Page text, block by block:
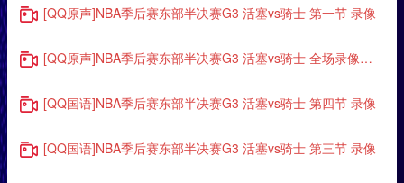
[QQ原声]NBA季后赛东部半决赛G3 活塞vs骑士 第一节 录像
[QQ原声]NBA季后赛东部半决赛G3 活塞vs骑士 全场录像回放
[QQ国语]NBA季后赛东部半决赛G3 活塞vs骑士 第四节 录像
[QQ国语]NBA季后赛东部半决赛G3 活塞vs骑士 第三节 录像